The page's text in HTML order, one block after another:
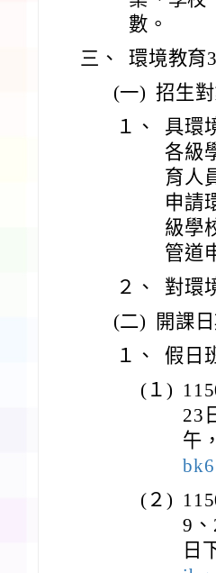
數。
三、
環境教育
(一) 招生對
１、
具環
各級
育人
申請
級學
管道
２、
對環
(二)
開課
１、
假日
(１)
23
午
bk6
(２)
9
日